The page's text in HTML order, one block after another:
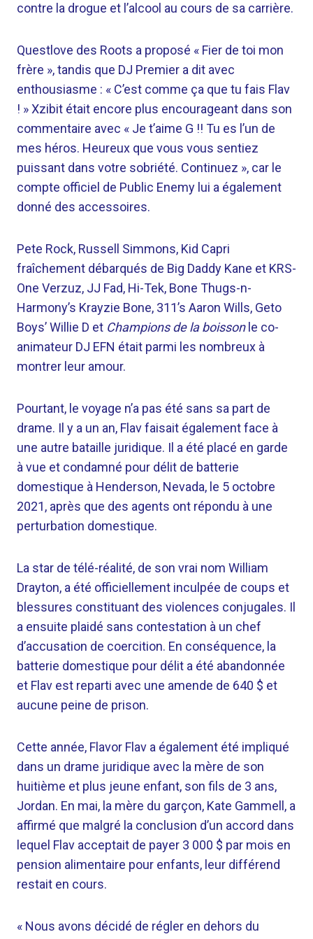
contre la drogue et l’alcool au cours de sa carrière.
Questlove des Roots a proposé « Fier de toi mon
frère », tandis que DJ Premier a dit avec
enthousiasme : « C’est comme ça que tu fais Flav
! » Xzibit était encore plus encourageant dans son
commentaire avec « Je t’aime G !! Tu es l’un de
mes héros. Heureux que vous vous sentiez
puissant dans votre sobriété. Continuez », car le
compte officiel de Public Enemy lui a également
donné des accessoires.
Pete Rock, Russell Simmons, Kid Capri
fraîchement débarqués de Big Daddy Kane et KRS-
One Verzuz, JJ Fad, Hi-Tek, Bone Thugs-n-
Harmony’s Krayzie Bone, 311’s Aaron Wills, Geto
Boys’ Willie D et Champions de la boissonle co-
animateur DJ EFN était parmi les nombreux à
montrer leur amour.
Pourtant, le voyage n’a pas été sans sa part de
drame. Il y a un an, Flav faisait également face à
une autre bataille juridique. Il a été placé en garde
à vue et condamné pour délit de batterie
domestique à Henderson, Nevada, le 5 octobre
2021, après que des agents ont répondu à une
perturbation domestique.
La star de télé-réalité, de son vrai nom William
Drayton, a été officiellement inculpée de coups et
blessures constituant des violences conjugales. Il
a ensuite plaidé sans contestation à un chef
d’accusation de coercition. En conséquence, la
batterie domestique pour délit a été abandonnée
et Flav est reparti avec une amende de 640 $ et
aucune peine de prison.
Cette année, Flavor Flav a également été impliqué
dans un drame juridique avec la mère de son
huitième et plus jeune enfant, son fils de 3 ans,
Jordan. En mai, la mère du garçon, Kate Gammell, a
affirmé que malgré la conclusion d’un accord dans
lequel Flav acceptait de payer 3 000 $ par mois en
pension alimentaire pour enfants, leur différend
restait en cours.
« Nous avons décidé de régler en dehors du